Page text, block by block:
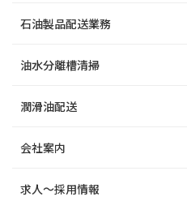
石油製品配送業務
油水分離槽清掃
潤滑油配送
会社案内
求人～採用情報